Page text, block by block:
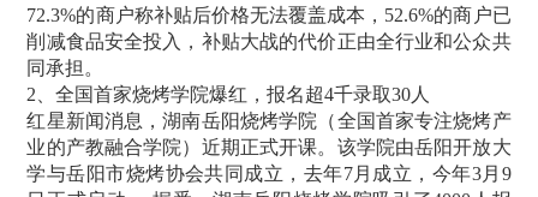
72.3%的商户称补贴后价格无法覆盖成本，52.6%的商户已
削减食品安全投入，补贴大战的代价正由全行业和公众共
同承担。
2、全国首家烧烤学院爆红，报名超4千录取30人
红星新闻消息，湖南岳阳烧烤学院（全国首家专注烧烤产
业的产教融合学院）近期正式开课。该学院由岳阳开放大
学与岳阳市烧烤协会共同成立，去年7月成立，今年3月9